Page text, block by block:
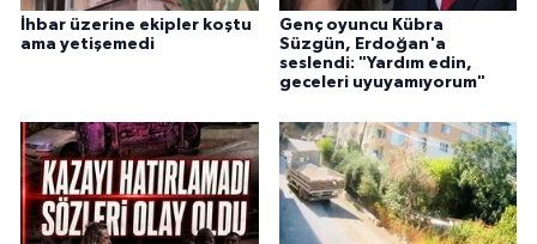
İhbar üzerine ekipler koştu
ama yetişemedi
Genç oyuncu Kübra
Süzgün, Erdoğan'a
seslendi: "Yardım edin,
geceleri uyuyamıyorum"